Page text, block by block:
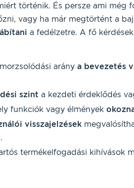
történik. És persze ami még
vagy ha már megtörtént a
a fedélzetre. A fő
arány a bevezetés
szint a kezdeti érdeklődés
funkciók vagy élmények
visszajelzések
termékelfogadási kihívások